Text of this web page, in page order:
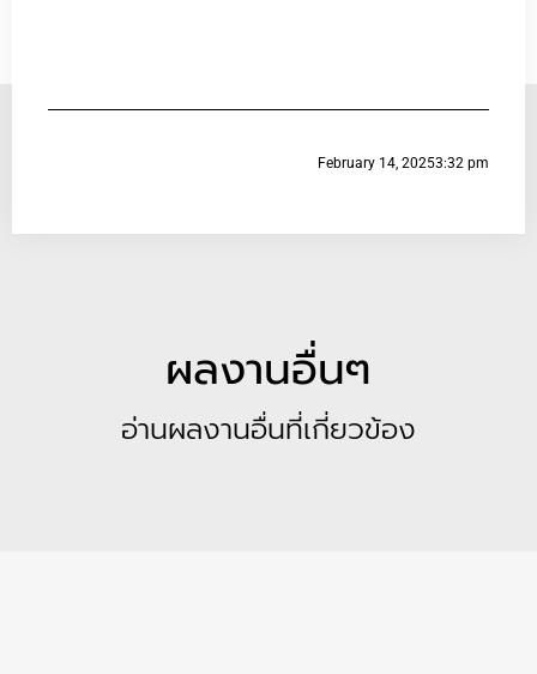
February 14, 20253:32 pm
ผลงานอื่นๆ
อ่านผลงานอื่นที่เกี่ยวข้อง